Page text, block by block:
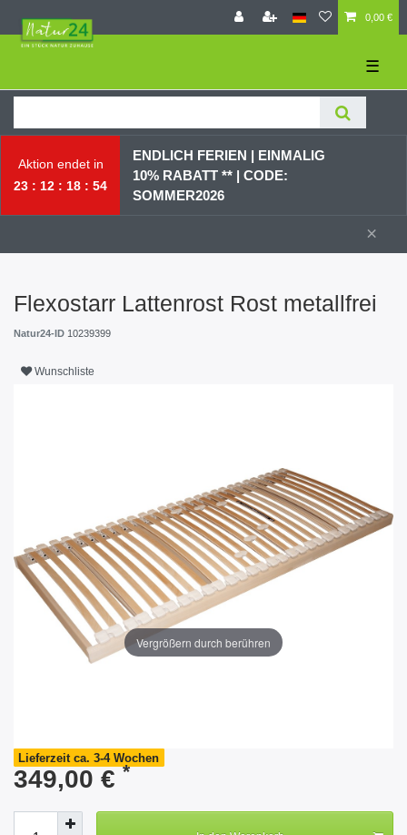
0,00 €
☰
Aktion endet in
23
12 18 53
ENDLICH FERIEN | EINMALIG
10% RABATT ** | CODE:
SOMMER2026
×
Flexostarr Lattenrost Rost metallfrei
Natur24-ID 10239399
Wunschliste
Vergrößern durch berühren
Lieferzeit ca. 3-4 Wochen
349,00 € *